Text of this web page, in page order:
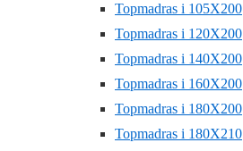
Topmadras i 105X200
Topmadras i 120X200
Topmadras i 140X200
Topmadras i 160X200
Topmadras i 180X200
Topmadras i 180X210